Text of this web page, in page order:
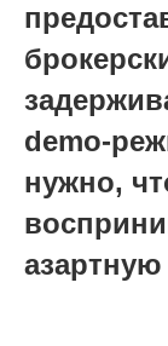
demo-
нужно,
азартную